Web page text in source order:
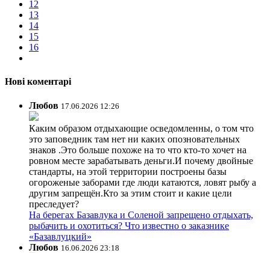
12
13
14
15
16
Нові коментарі
Любов 17.06.2026 12:26
Каким образом отдыхающие осведомленны, о том что
это заповедник там нет ни каких опозновательных
знаков .Это больше похоже на то что кто-то хочет на
ровном месте зарабатывать деньги.И почему двойные
стандарты, на этой территории построены базы
огороженые заборами где люди катаются, ловят рыбу а
другим запрещён.Кто за этим стоит и какие цели
преследует?
На берегах Базавлука и Соленой запрещено отдыхать,
рыбачить и охотиться? Что известно о заказнике
«Базавлуцкий»
Любов 16.06.2026 23:18